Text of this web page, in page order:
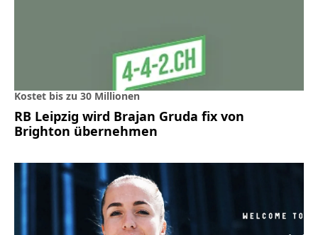
Kostet bis zu 30 Millionen
RB Leipzig wird Brajan Gruda fix von
Brighton übernehmen